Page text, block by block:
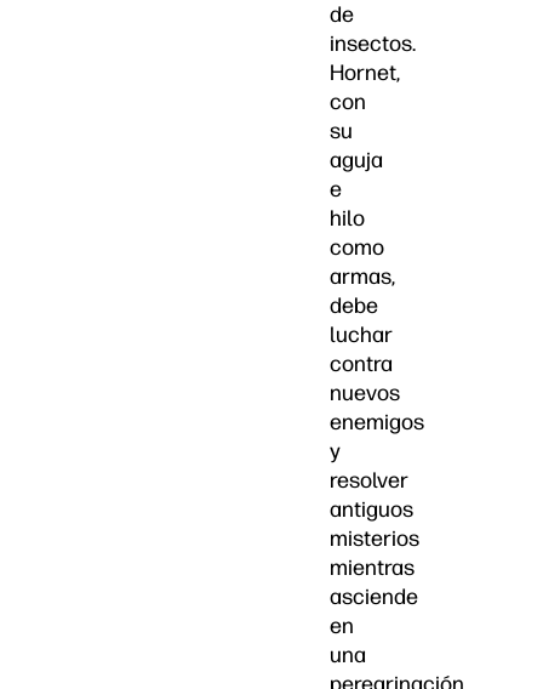
de
insectos.
Hornet,
con
su
aguja
e
hilo
como
armas,
debe
luchar
contra
nuevos
enemigos
y
resolver
antiguos
misterios
mientras
asciende
en
una